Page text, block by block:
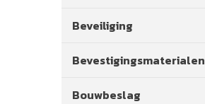
Beveiliging
Bevestigingsmaterialen
Bouwbeslag